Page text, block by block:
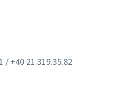
/ +40 21.319.35.82